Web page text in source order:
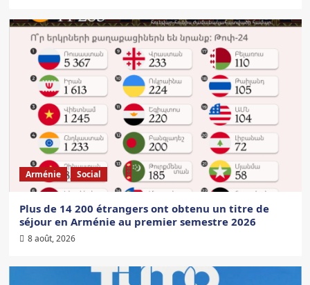
Arménie Social
Plus de 14 200 étrangers ont obtenu un titre de
séjour en Arménie au premier semestre 2026
8 août, 2026